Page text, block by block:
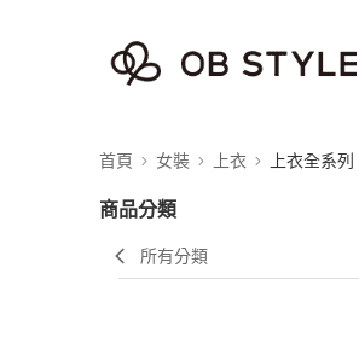
首頁 女裝 上衣 上衣全系列
商品分類
所有分類